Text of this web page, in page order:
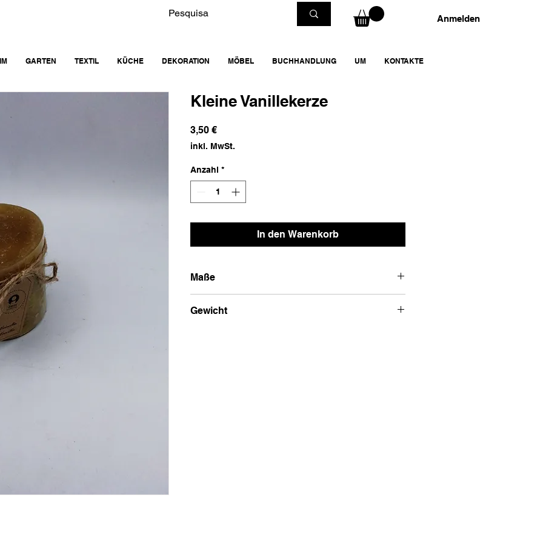
GARTEN TEXTIL KÜCHE DEKORATION MÖBEL BUCHHANDLUNG UM KONTAKTE
Anmelden
Kleine Vanillekerze
3,50 €Preis
inkl. MwSt.
Anzahl *
In den Warenkorb
Maße
Gewicht